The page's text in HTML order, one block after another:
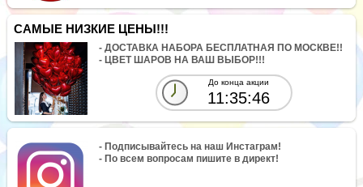
САМЫЕ НИЗКИЕ ЦЕНЫ!!!
- ДОСТАВКА НАБОРА БЕСПЛАТНАЯ ПО МОСКВЕ!!
- ЦВЕТ ШАРОВ НА ВАШ ВЫБОР!!!
До конца акции
11:35:46
- Подписывайтесь на наш Инстаграм!
- По всем вопросам пишите в директ!